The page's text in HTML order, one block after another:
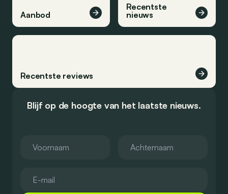
Aanbod
Recentste
nieuws
Recentste reviews
Blijf op de hoogte van het laatste nieuws.